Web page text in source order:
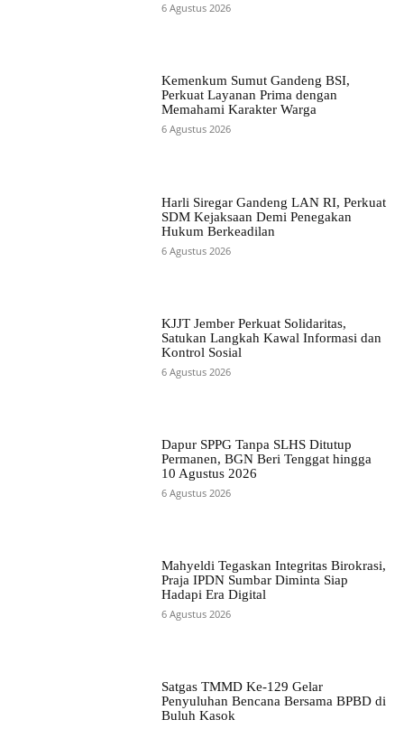
6 Agustus 2026
Kemenkum Sumut Gandeng BSI,
Perkuat Layanan Prima dengan
Memahami Karakter Warga
6 Agustus 2026
Harli Siregar Gandeng LAN RI, Perkuat
SDM Kejaksaan Demi Penegakan
Hukum Berkeadilan
6 Agustus 2026
KJJT Jember Perkuat Solidaritas,
Satukan Langkah Kawal Informasi dan
Kontrol Sosial
6 Agustus 2026
Dapur SPPG Tanpa SLHS Ditutup
Permanen, BGN Beri Tenggat hingga
10 Agustus 2026
6 Agustus 2026
Mahyeldi Tegaskan Integritas Birokrasi,
Praja IPDN Sumbar Diminta Siap
Hadapi Era Digital
6 Agustus 2026
Satgas TMMD Ke-129 Gelar
Penyuluhan Bencana Bersama BPBD di
Buluh Kasok